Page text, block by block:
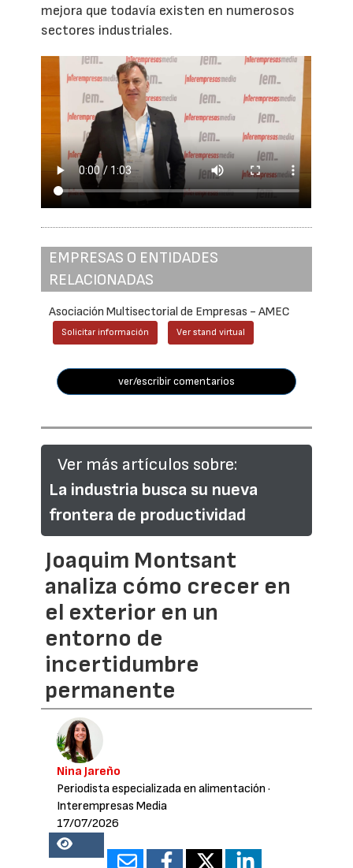
mejora que todavía existen en numerosos
sectores industriales.
EMPRESAS O ENTIDADES
RELACIONADAS
Asociación Multisectorial de Empresas - AMEC
Solicitar información Ver stand virtual
ver/escribir comentarios
Ver más artículos sobre:
La industria busca su nueva
frontera de productividad
Joaquim Montsant
analiza cómo crecer en
el exterior en un
entorno de
incertidumbre
permanente
Nina Jareño
Periodista especializada en alimentación ·
Interempresas Media
17/07/2026
25083